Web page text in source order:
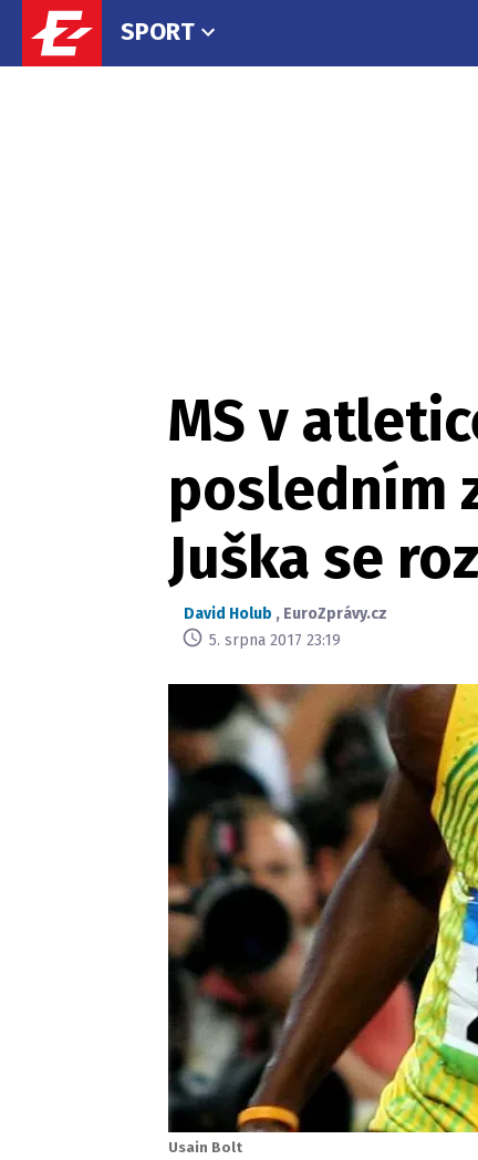
SPORT
MS v
posledním
Juška se
David Holub , EuroZprávy.cz
5. srpna 2017 23:19
Usain Bolt